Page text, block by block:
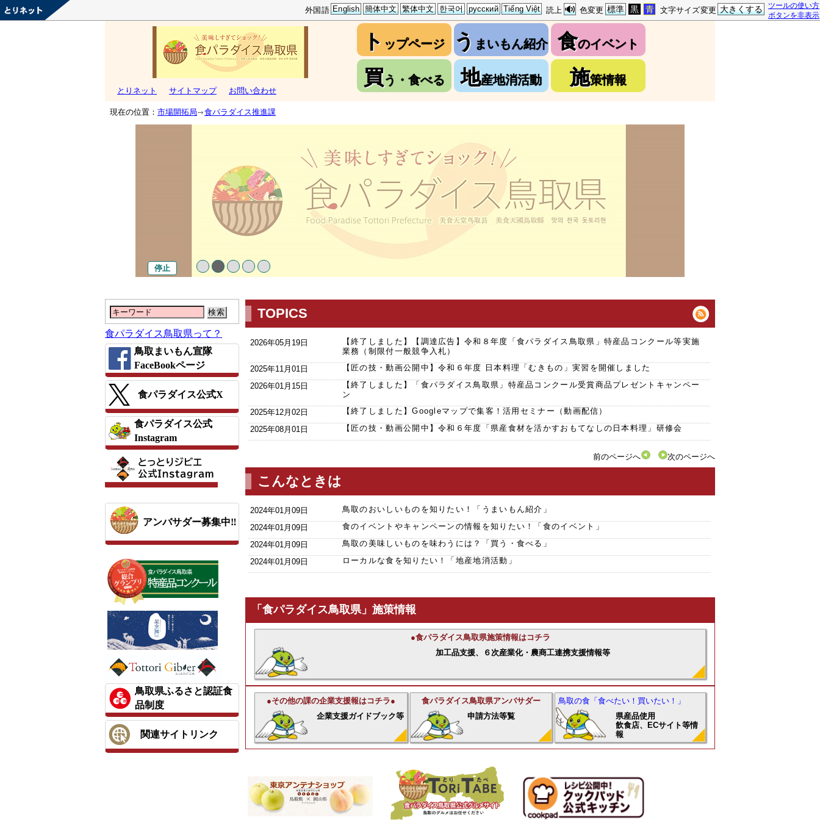
ツールの使い方
ボタンを非表示
文字サイズ変更 大きくする
色変更 標準 黒 青
読上
外国語 English 簡体中文 繁体中文 한국어 русский Tiếng Việt
とりネット サイトマップ お問い合わせ
ト ップページ う まいもん紹介 食のイベント
買う・食べる 地産地消活動 施策情報
現在の位置： 市場開拓局 食パラダイス推進課
停止
検索
食パラダイス鳥取県って？
鳥取まいもん宣隊
FaceBookページ
食パラダイス公式X
食パラダイス公式
Instagram
アンバサダー募集中‼
鳥取県ふるさと認証食
品制度
関連サイトリンク
TOPICS
2026年05月19日
【終了しました】【調達広告】令和８年度「食パラダイス鳥取県」特産品コンクール等実施
業務（制限付一般競争入札）
2025年11月01日
【匠の技・動画公開中】令和６年度 日本料理「むきもの」実習を開催しました
2026年01月15日
【終了しました】「食パラダイス鳥取県」特産品コンクール受賞商品プレゼントキャンペー
ン
2025年12月02日
【終了しました】Googleマップで集客！活用セミナー（動画配信）
2025年08月01日
【匠の技・動画公開中】令和６年度「県産食材を活かすおもてなしの日本料理」研修会
前のページへ 次のページへ
こんなときは
2024年01月09日
鳥取のおいしいものを知りたい！「うまいもん紹介」
2024年01月09日
食のイベントやキャンペーンの情報を知りたい！「食のイベント」
2024年01月09日
鳥取の美味しいものを味わうには？「買う・食べる」
2024年01月09日
ローカルな食を知りたい！「地産地消活動」
「食パラダイス鳥取県」施策情報
●食パラダイス鳥取県施策情報はコチラ
加工品支援、６次産業化・農商工連携支援情報等
●その他の課の企業支援報はコチラ●
企業支援ガイドブック等
食パラダイス鳥取県アンバサダー
申請方法等覧
鳥取の食「食べたい！買いたい！」
県産品使用
飲食店、ECサイト等情
報